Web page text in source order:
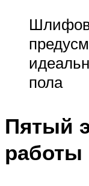
пола
Пятый
работы